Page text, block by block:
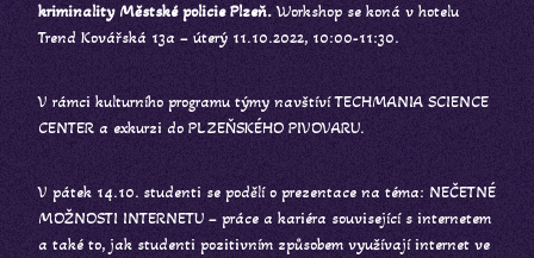
kriminality Městské policie Plzeň.Workshop se koná v hotelu
Trend Kovářská 13a – úterý 11.10.2022, 10:00-11:30.
V rámci kulturního programu týmy navštíví TECHMANIA SCIENCE
CENTER a exkurzi do PLZEŇSKÉHO PIVOVARU.
V pátek 14.10. studenti se podělí o prezentace na téma: NEČETNÉ
MOŽNOSTI INTERNETU – práce a kariéra související s internetem
a také to, jak studenti pozitivním způsobem využívají internet ve